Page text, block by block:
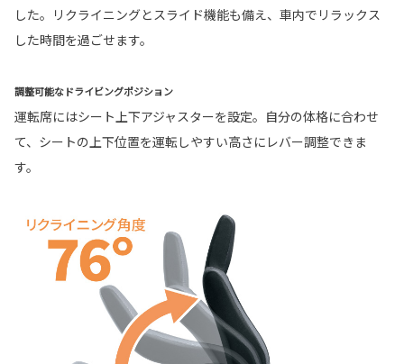
した。リクライニングとスライド機能も備え、車内でリラックス
した時間を過ごせます。
調整可能なドライビングポジション
運転席にはシート上下アジャスターを設定。自分の体格に合わせ
て、シートの上下位置を運転しやすい高さにレバー調整できま
す。